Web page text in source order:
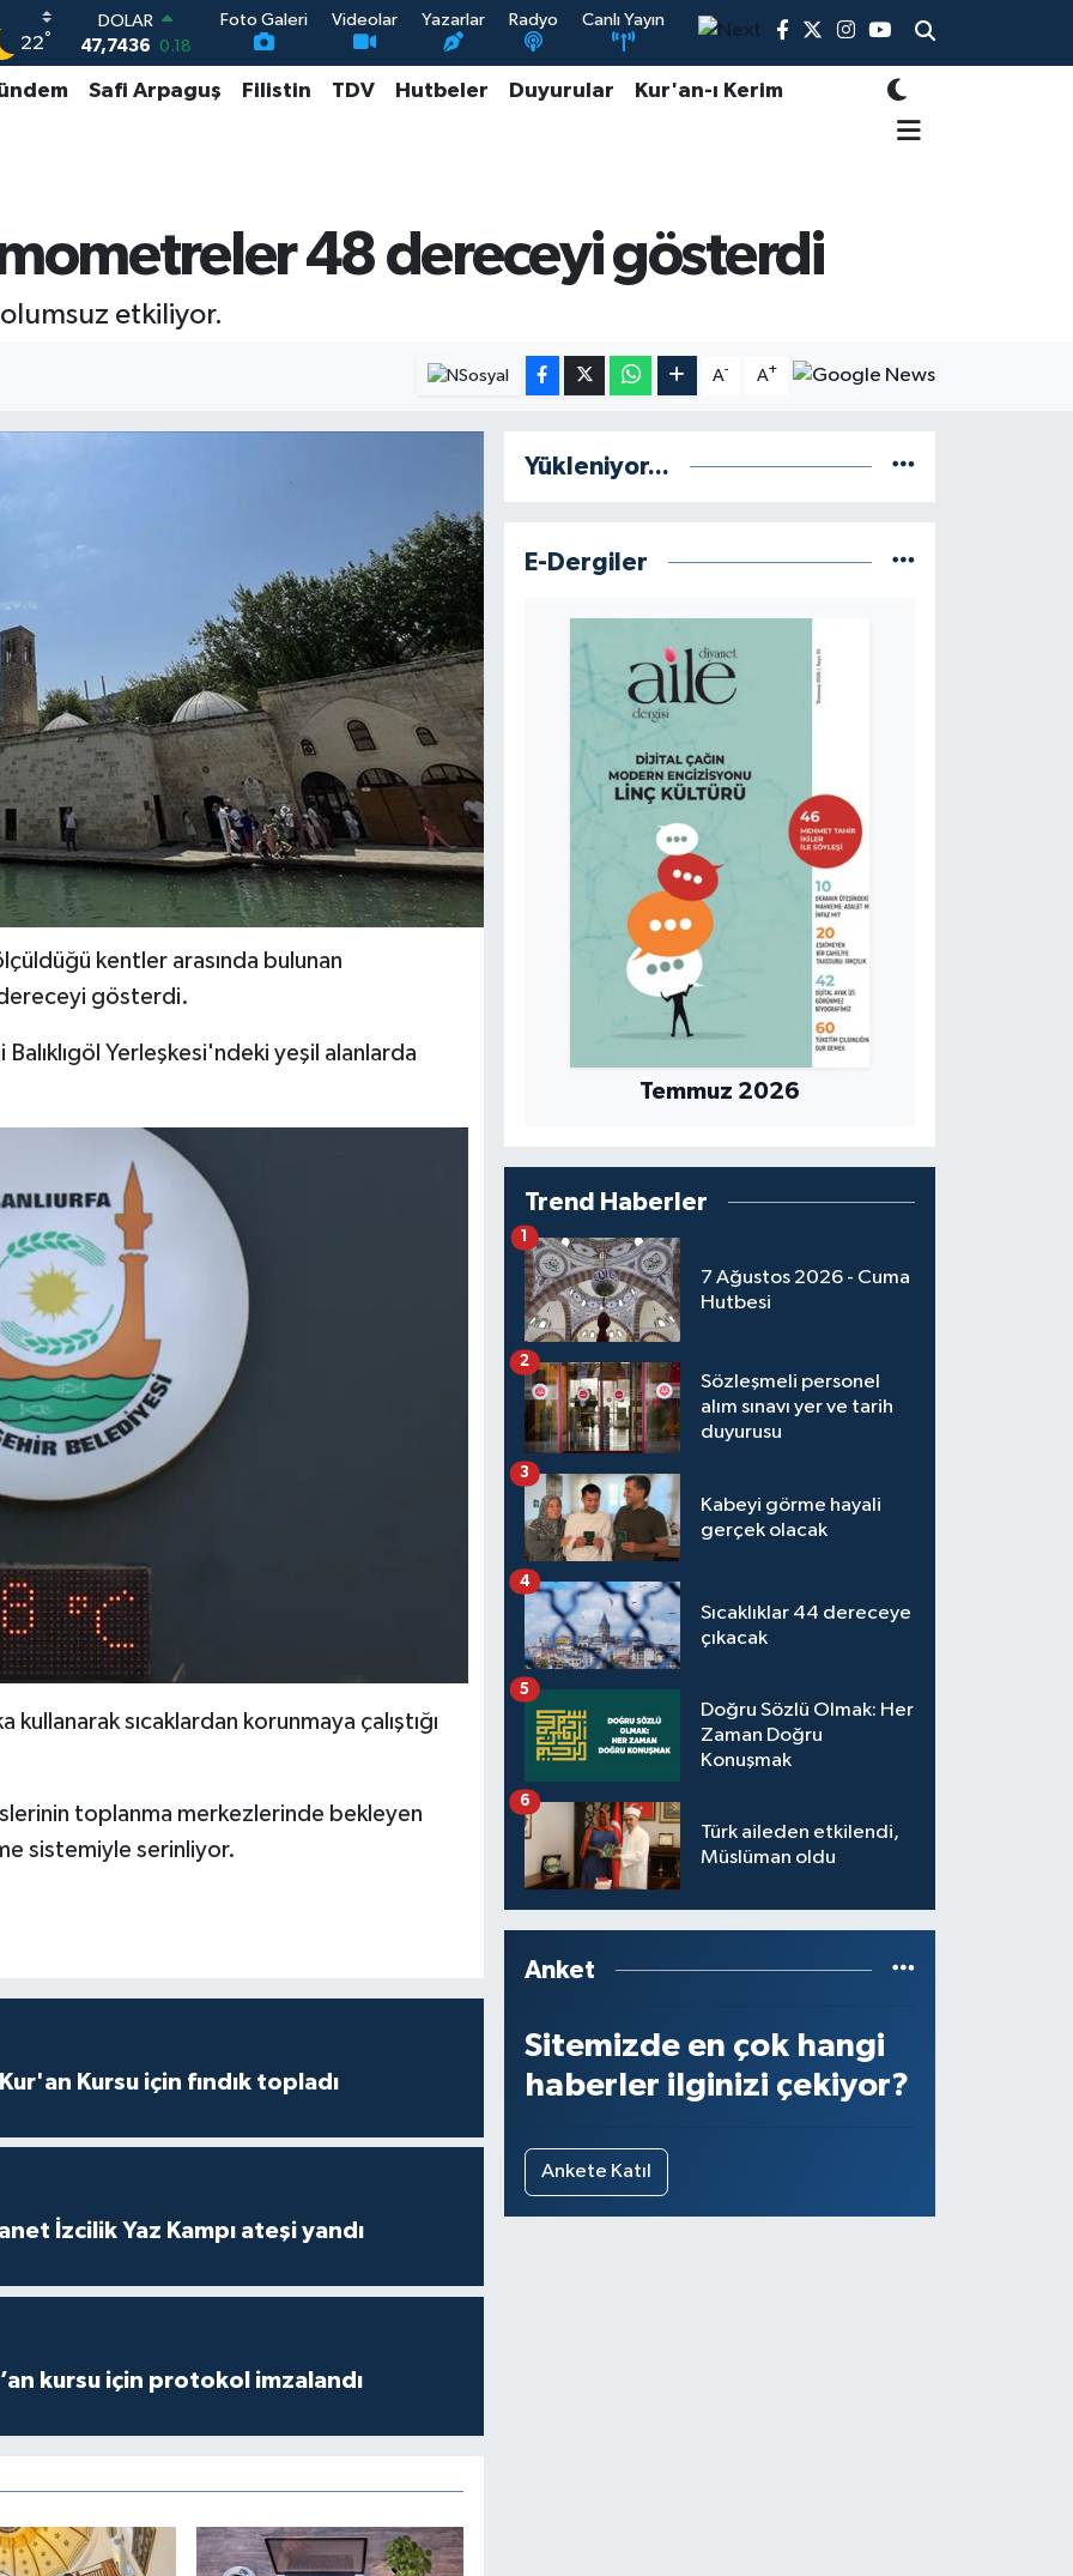
22°
DOLAR
47,7436 0.18
EURO
55,2510 0.32
13.779 -14
Foto Galeri Videolar Yazarlar Radyo Canlı Yayın
Safi Arpaguş Filistin TDV Hutbeler Duyurular Kur'an-ı Kerim
48 dereceyi gösterdi
olumsuz etkiliyor.
A- A+
kentler arasında bulunan
gösterdi.
Yerleşkesi'ndeki yeşil alanlarda
kullanarak sıcaklardan korunmaya çalıştığı
toplanma merkezlerinde bekleyen
sistemiyle serinliyor.
Kursu için fındık topladı
İzcilik Yaz Kampı ateşi yandı
kursu için protokol imzalandı
Yükleniyor...
E-Dergiler
Temmuz 2026
Trend Haberler
7 Ağustos 2026 - Cuma
Hutbesi
Sözleşmeli personel
alım sınavı yer ve tarih
duyurusu
2
Kabeyi görme hayali
gerçek olacak
3
Sıcaklıklar 44 dereceye
çıkacak
4
Doğru Sözlü Olmak: Her
Zaman Doğru
Konuşmak
5
Türk aileden etkilendi,
Müslüman oldu
6
Anket
Sitemizde en çok hangi
haberler ilginizi çekiyor?
Ankete Katıl